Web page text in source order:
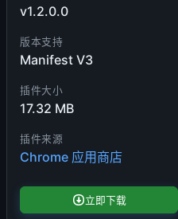
v1.2.0.0
版本支持
Manifest V3
插件大小
17.32 MB
插件来源
Chrome 应用商店
立即下载